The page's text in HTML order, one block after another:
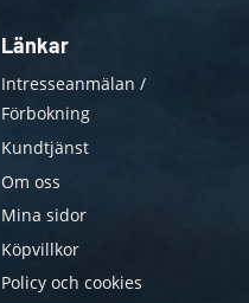
Länkar
Intresseanmälan /
Förbokning
Kundtjänst
Om oss
Mina sidor
Köpvillkor
Policy och cookies